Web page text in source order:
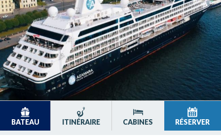
BATEAU ITINÉRAIRE CABINES RÉSERVER